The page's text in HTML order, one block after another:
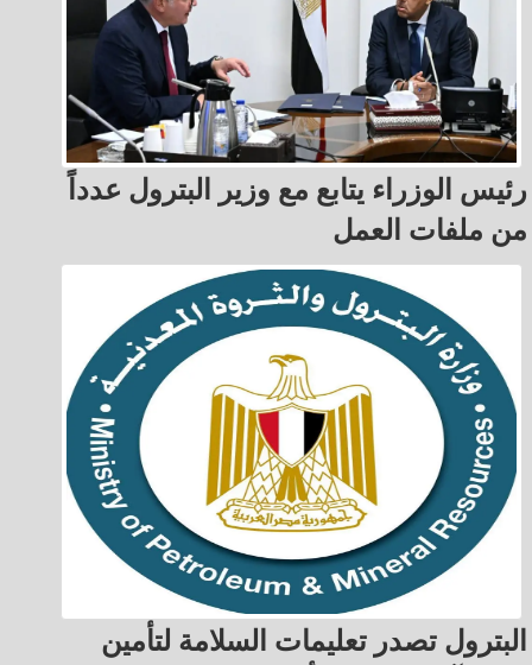
رئيس الوزراء يتابع مع وزير البترول عدداً
من ملفات العمل
البترول تصدر تعليمات السلامة لتأمين